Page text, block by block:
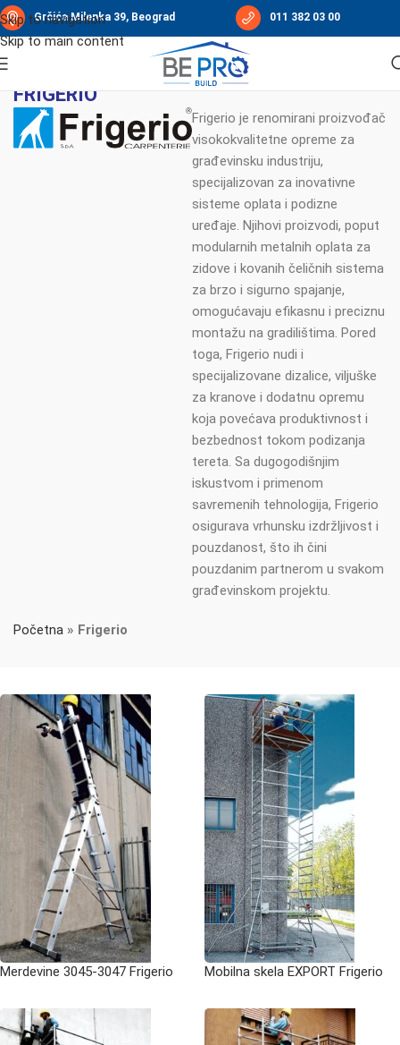
Skip to navigation
Skip to main content
Grčića Milenka 39, Beograd 011 382 03 00
FRIGERIO
Frigerio je renomirani proizvođač
visokokvalitetne opreme za
građevinsku industriju,
specijalizovan za inovativne
sisteme oplata i podizne
uređaje. Njihovi proizvodi, poput
modularnih metalnih oplata za
zidove i kovanih čeličnih sistema
za brzo i sigurno spajanje,
omogućavaju efikasnu i preciznu
montažu na gradilištima. Pored
toga, Frigerio nudi i
specijalizovane dizalice, viljuške
za kranove i dodatnu opremu
koja povećava produktivnost i
bezbednost tokom podizanja
tereta. Sa dugogodišnjim
iskustvom i primenom
savremenih tehnologija, Frigerio
osigurava vrhunsku izdržljivost i
pouzdanost, što ih čini
pouzdanim partnerom u svakom
građevinskom projektu.
Početna » Frigerio
Merdevine 3045-3047 Frigerio Mobilna skela EXPORT Frigerio